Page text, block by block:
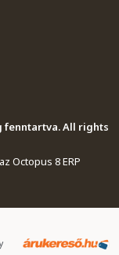
fenntartva. All rights
Octopus 8 ERP